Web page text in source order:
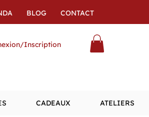
BLOG CONTACT
Inscription
CADEAUX ATELIERS